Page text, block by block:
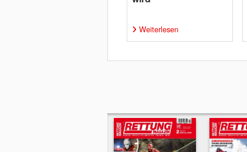
Weiterlesen